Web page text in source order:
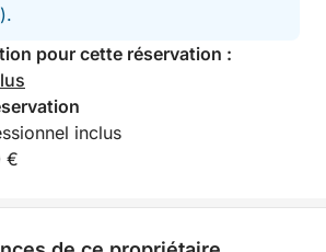
pour cette réservation :
inclus
€